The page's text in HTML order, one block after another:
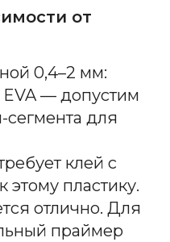
от
0,4–2 мм:
— допустим
для
клей с
этому пластику.
отлично. Для
праймер